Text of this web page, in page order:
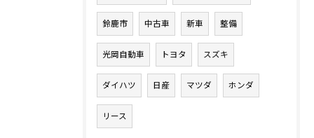
鈴鹿市 中古車 新車 整備
光岡自動車 トヨタ スズキ
ダイハツ 日産 マツダ ホンダ
リース